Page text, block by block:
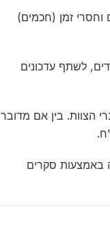
וחסרי זמן (חכמים)
לשתף עדכונים
הצוות. בין אם מדובר
באמצעות סקרים